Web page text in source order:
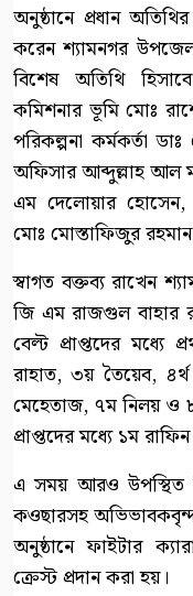
অনুষ্ঠানে প্রধান
করেন শ্যামনগর
বিশেষ অতিথি
কমিশনার ভূমি মোঃ
পরিকল্পনা কর্মকর্তা
অফিসার আব্দুল্লাহ আল
এম দেলোয়ার হোসেন,
মোঃ মোস্তাফিজুর
স্বাগত বক্তব্য রাখেন
জি এম রাজগুল বাহার
বেল্ট প্রাপ্তদের মধ্যে
রাহাত, ৩য় তৈয়েব,
মেহেতাজ, ৭ম নিলয় ও
প্রাপ্তদের মধ্যে ১ম
এ সময় আরও উপস্থিত
কওছারসহ
অনুষ্ঠানে ফাইটার
ক্রেস্ট প্রদান করা হয়।